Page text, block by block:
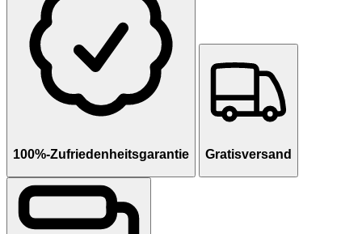
100%-Zufriedenheitsgarantie Gratisversand